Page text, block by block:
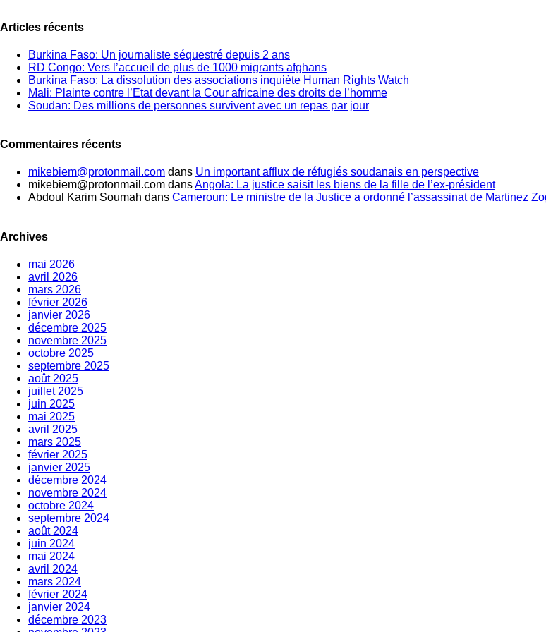
Articles récents
Burkina Faso: Un journaliste séquestré depuis 2 ans
RD Congo: Vers l’accueil de plus de 1000 migrants afghans
Burkina Faso: La dissolution des associations inquiète Human Rights Watch
Mali: Plainte contre l’Etat devant la Cour africaine des droits de l’homme
Soudan: Des millions de personnes survivent avec un repas par jour
Commentaires récents
mikebiem@protonmail.com dans Un important afflux de réfugiés soudanais en perspective
mikebiem@protonmail.com dansAngola: La justice saisit les biens de la fille de l’ex-président
Abdoul Karim Soumah dans Cameroun: Le ministre de la Justice a ordonné l’assassinat de Martinez
Archives
mai 2026
avril 2026
mars 2026
février 2026
janvier 2026
décembre 2025
novembre 2025
octobre 2025
septembre 2025
août 2025
juillet 2025
juin 2025
mai 2025
avril 2025
mars 2025
février 2025
janvier 2025
décembre 2024
novembre 2024
octobre 2024
septembre 2024
août 2024
juin 2024
mai 2024
avril 2024
mars 2024
février 2024
janvier 2024
décembre 2023